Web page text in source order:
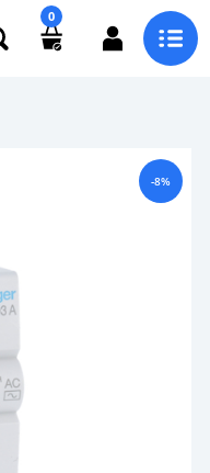
0
-8%